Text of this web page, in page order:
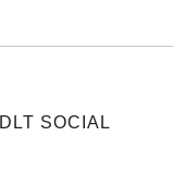
DLT SOCIAL